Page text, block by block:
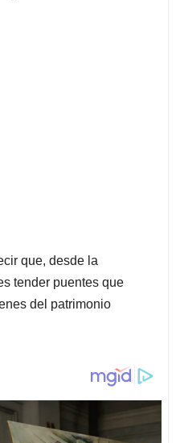
que, desde la
tender puentes que
del patrimonio